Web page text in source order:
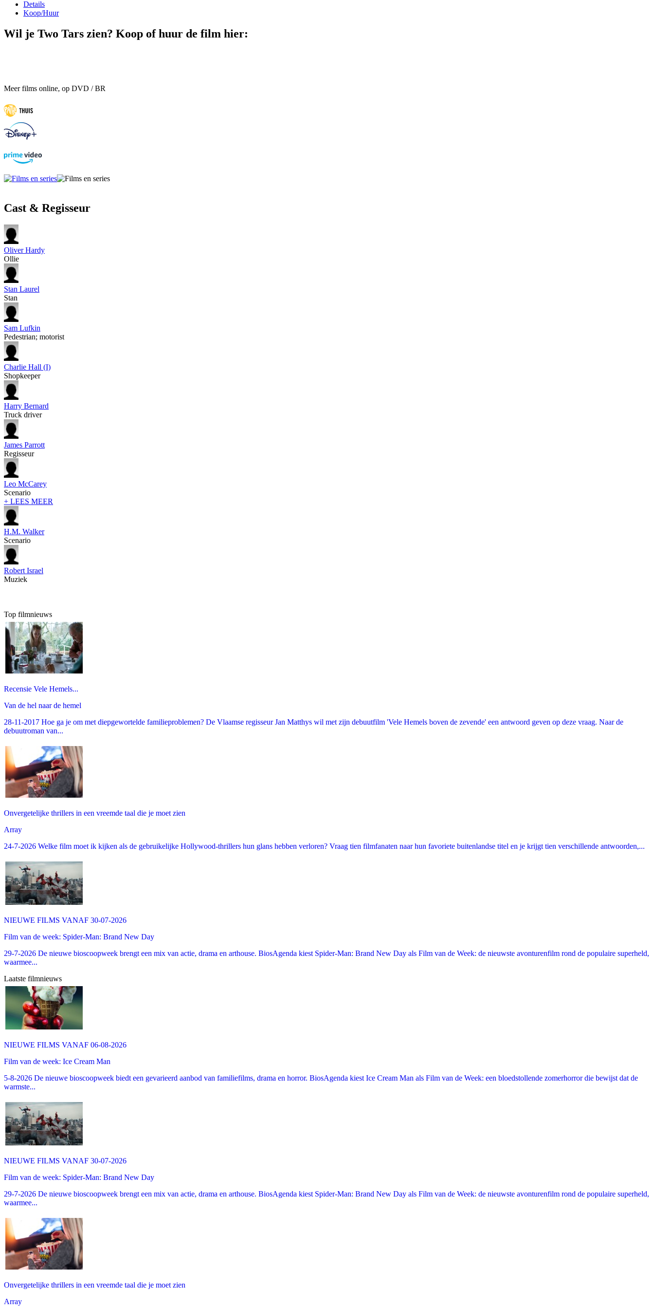
Details
Koop/Huur
Wil je Two Tars zien? Koop of huur de film hier:
Meer films online, op DVD / BR
Cast & Regisseur
Oliver Hardy
Ollie
Stan Laurel
Stan
Sam Lufkin
Pedestrian; motorist
Charlie Hall (I)
Shopkeeper
Harry Bernard
Truck driver
James Parrott
Regisseur
Leo McCarey
Scenario
+ LEES MEER
H.M. Walker
Scenario
Robert Israel
Muziek
Top filmnieuws
Recensie Vele Hemels...
Van de hel naar de hemel
28-11-2017 Hoe ga je om met diepgewortelde familieproblemen? De Vlaamse regisseur Jan Matthys wil met zijn debuutfilm 'Vele Hemels boven de zevende' een antwoord geven op deze vraag. Naar de
debuutroman van...
Onvergetelijke thrillers in een vreemde taal die je moet zien
Array
24-7-2026 Welke film moet ik kijken als de gebruikelijke Hollywood-thrillers hun glans hebben verloren? Vraag tien filmfanaten naar hun favoriete buitenlandse titel en je krijgt tien verschillende antwoorden,...
NIEUWE FILMS VANAF 30-07-2026
Film van de week: Spider-Man: Brand New Day
29-7-2026 De nieuwe bioscoopweek brengt een mix van actie, drama en arthouse. BiosAgenda kiest Spider-Man: Brand New Day als Film van de Week: de nieuwste avonturenfilm rond de populaire superheld,
waarmee...
Laatste filmnieuws
NIEUWE FILMS VANAF 06-08-2026
Film van de week: Ice Cream Man
5-8-2026 De nieuwe bioscoopweek biedt een gevarieerd aanbod van familiefilms, drama en horror. BiosAgenda kiest Ice Cream Man als Film van de Week: een bloedstollende zomerhorror die bewijst dat de
warmste...
NIEUWE FILMS VANAF 30-07-2026
Film van de week: Spider-Man: Brand New Day
29-7-2026 De nieuwe bioscoopweek brengt een mix van actie, drama en arthouse. BiosAgenda kiest Spider-Man: Brand New Day als Film van de Week: de nieuwste avonturenfilm rond de populaire superheld,
waarmee...
Onvergetelijke thrillers in een vreemde taal die je moet zien
Array